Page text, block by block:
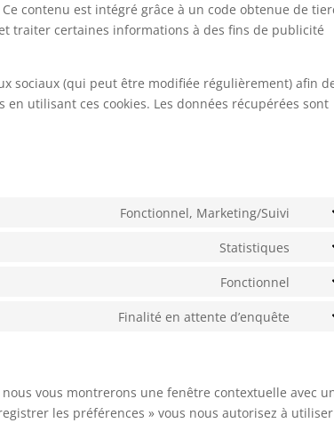
contenu est intégré grâce à un code obtenue de
traiter certaines informations à des fins de publicité
sociaux (qui peut être modifiée régulièrement) afin
utilisant ces cookies. Les données récupérées sont
Fonctionnel, Marketing/Suivi
Statistiques
Fonctionnel
Finalité en attente d’enquête
vous montrerons une fenêtre contextuelle avec
les préférences » vous nous autorisez à